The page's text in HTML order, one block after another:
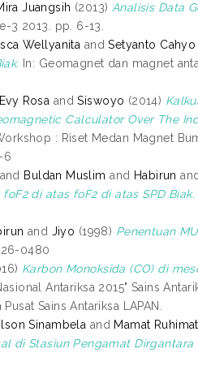
Juangsih (2013) Analisis Data
3 2013. pp. 6-13.
Wellyanita andSetyanto Cahyo
In: Geomagnet dan magnet
Evy Rosa andSiswoyo (2014)
Calculator Over The
: Riset Medan Magnet
6
and Buldan Muslim and Habirun and
di atas foF2 di atas SPD Biak.
and Jiyo (1998) Penentuan
0480
Karbon Monoksida (CO) di
Antariksa 2015" Sains
Sains Antariksa LAPAN.
Sinambela and Mamat Ruhimat
di Stasiun Pengamat Dirgantara